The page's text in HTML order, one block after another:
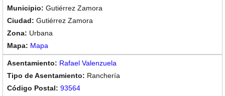
Gutiérrez Zamora
Gutiérrez Zamora
Urbana
Mapa
Rafael Valenzuela
Ranchería
93564